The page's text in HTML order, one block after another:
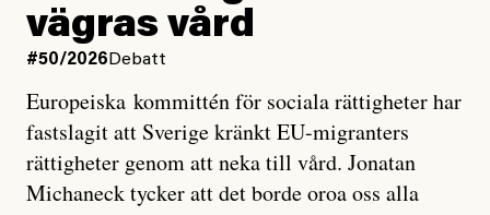
över stora delar av världen och under
forskare allt oftare varnat för att den här El Niñon
Det verkar vara en underdrift, menar nu Zeke
Hausfather.
vägras vård
#50/2026 Debatt
Europeiska kommittén för sociala rättigheter har
fastslagit att Sverige kränkt EU-migranters
rättigheter genom att neka till vård. Jonatan
Michaneck tycker att det borde oroa oss alla